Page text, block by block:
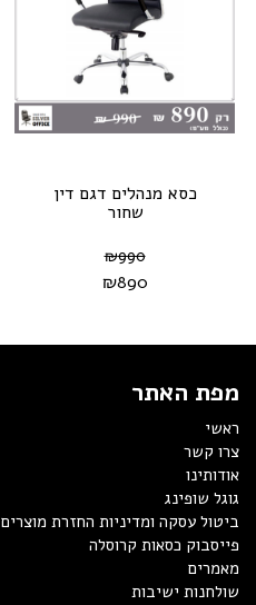
כסא מנהלים דגם דין
שחור
₪990
₪890
מפת האתר
ראשי
צרו קשר
אודותינו
גוגל שופינג
ביטול עסקה ומדיניות החזרת מוצרים
פייסבוק כסאות קרוסלה
מאמרים
שולחנות ישיבות